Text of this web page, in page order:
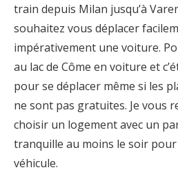
train depuis Milan jusqu’à
souhaitez vous déplacer
impérativement une voiture.
au lac de Côme en voiture et
pour se déplacer même si les
ne sont pas gratuites. Je vous
choisir un logement avec un
tranquille au moins le soir
véhicule.